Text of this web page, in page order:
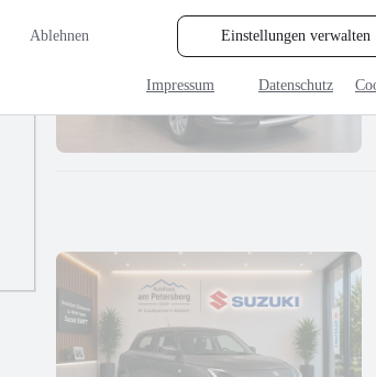
Ablehnen Einstellungen verwalten
Impressum Datenschutz